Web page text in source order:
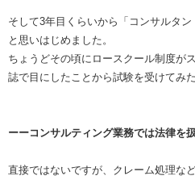
そして3年目くらいから「コンサルタン
と思いはじめました。
ちょうどその頃にロースクール制度が
誌で目にしたことから試験を受けてみた
ーーコンサルティング業務では法律を
直接ではないですが、クレーム処理な